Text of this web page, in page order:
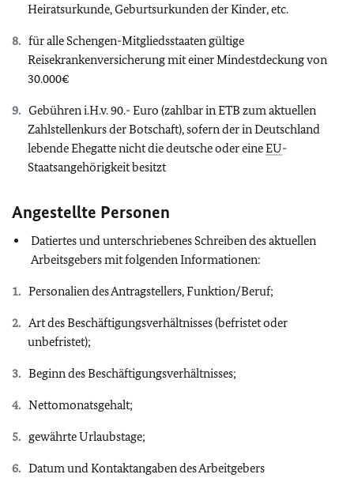
Heiratsurkunde, Geburtsurkunden der Kinder, etc.
für alle Schengen-Mitgliedsstaaten gültige
Reisekrankenversicherung mit einer Mindestdeckung von
30.000€
Gebühren i.H.v. 90.- Euro (zahlbar in ETB zum aktuellen
Zahlstellenkurs der Botschaft), sofern der in Deutschland
lebende Ehegatte nicht die deutsche oder eineEU-
Staatsangehörigkeit besitzt
Angestellte Personen
Datiertes und unterschriebenes Schreiben des aktuellen
Arbeitsgebers mit folgenden Informationen:
Personalien des Antragstellers, Funktion/Beruf;
Art des Beschäftigungsverhältnisses (befristet oder
unbefristet);
Beginn des Beschäftigungsverhältnisses;
Nettomonatsgehalt;
gewährte Urlaubstage;
Datum und Kontaktangaben des Arbeitgebers